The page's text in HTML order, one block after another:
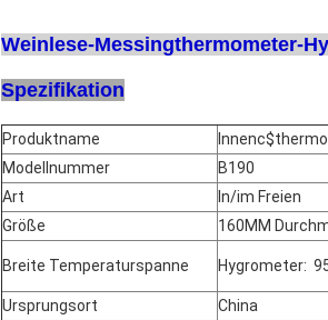
Weinlese-Messingthermometer-
Spezifikation
Produktname
Modellnummer
B190
Art
In/im Freien
Größe
160MM
Breite Temperaturspanne Hygrometer:
Ursprungsort
China